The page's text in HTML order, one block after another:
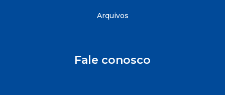
Arquivos
Fale conosco